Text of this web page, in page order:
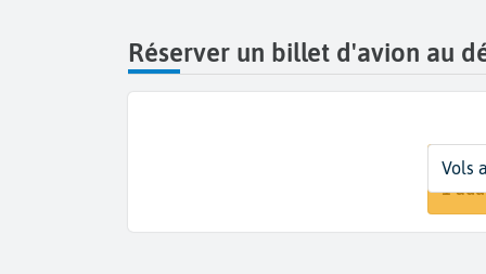
Réserver un billet d'avion au
Départ
Dates
1
Vols